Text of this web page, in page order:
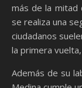
más de la mitad
se realiza una
ciudadanos
la primera
Además de su